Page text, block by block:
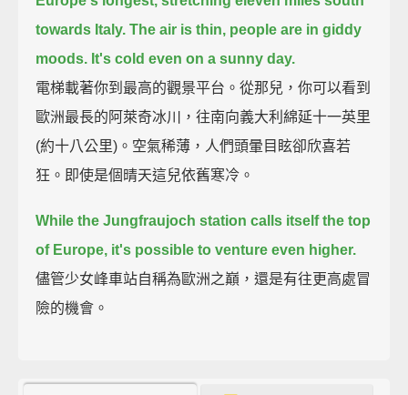
towards Italy. The air is thin, people are in giddy
moods. It's cold even on a sunny day.
電梯載著你到最高的觀景平台。從那兒，你可以看到
歐洲最長的阿萊奇冰川，往南向義大利綿延十一英里
(約十八公里)。空氣稀薄，人們頭暈目眩卻欣喜若
狂。即使是個晴天這兒依舊寒冷。
While the Jungfraujoch station calls itself the top
of Europe, it's possible to venture even higher.
儘管少女峰車站自稱為歐洲之巔，還是有往更高處冒
險的機會。